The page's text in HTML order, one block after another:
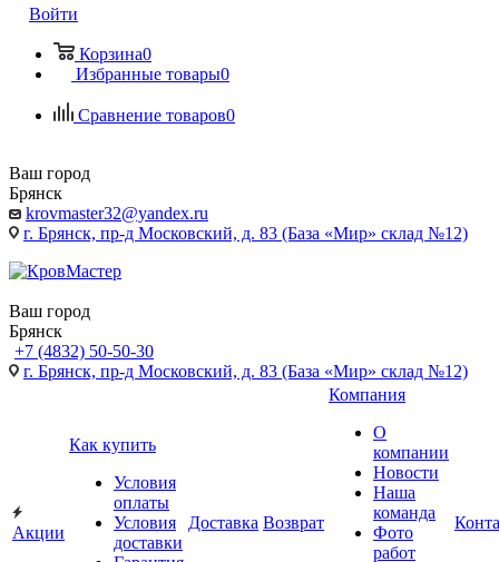
Войти
Корзина0
Избранные товары0
Сравнение товаров0
Ваш город
Брянск
krovmaster32@yandex.ru
г. Брянск, пр-д Московский, д. 83 (База «Мир» склад №12)
Ваш город
Брянск
+7 (4832) 50-50-30
г. Брянск, пр-д Московский, д. 83 (База «Мир» склад №12)
Акции
Как купить
Условия
оплаты
Условия
доставки
Доставка Возврат
Компания
О
компании
Новости
Наша
команда
Фото
работ